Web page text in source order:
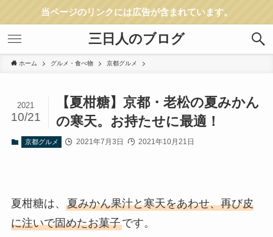
当ページのリンクには広告が含まれています。
三日人のブログ
ホーム グルメ・食べ物 京都グルメ
【夏柑糖】京都・老松の夏みかん
の寒天。お持たせに最適！
2021
10/21
京都グルメ 2021年7月3日 2021年10月21日
夏柑糖は、 夏みかん果汁と寒天をあわせ、再び皮
に注いで固めたお菓子です。